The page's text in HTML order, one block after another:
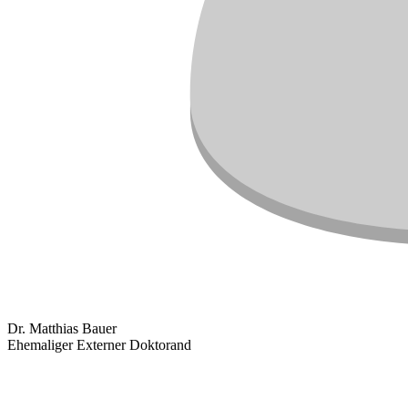
Dr. Matthias Bauer
Ehemaliger Externer Doktorand